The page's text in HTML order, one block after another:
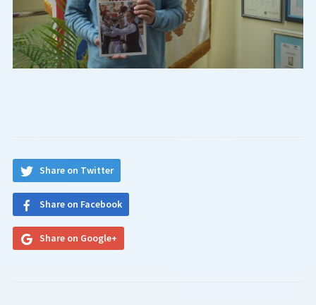
Share on Twitter
Share on Facebook
Share on Google+